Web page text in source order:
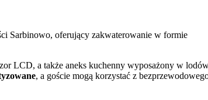
Sarbinowo, oferujący zakwaterowanie w formie
LCD, a także aneks kuchenny wyposażony w
, a goście mogą korzystać z